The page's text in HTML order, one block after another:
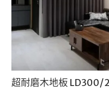
超耐磨木地板 LD300/